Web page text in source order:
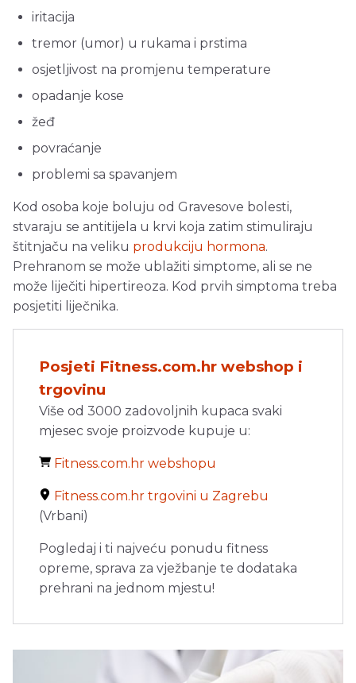
iritacija
tremor (umor) u rukama i prstima
osjetljivost na promjenu temperature
opadanje kose
žeđ
povraćanje
problemi sa spavanjem
Kod osoba koje boluju od Gravesove bolesti,
stvaraju se antitijela u krvi koja zatim stimuliraju
štitnjaču na veliku produkciju hormona.
Prehranom se može ublažiti simptome, ali se ne
može liječiti hipertireoza. Kod prvih simptoma treba
posjetiti liječnika.
Posjeti Fitness.com.hr webshop i
trgovinu
Više od 3000 zadovoljnih kupaca svaki
mjesec svoje proizvode kupuje u:
Fitness.com.hr webshopu
Fitness.com.hr trgovini u Zagrebu
(Vrbani)
Pogledaj i ti najveću ponudu fitness
opreme, sprava za vježbanje te dodataka
prehrani na jednom mjestu!